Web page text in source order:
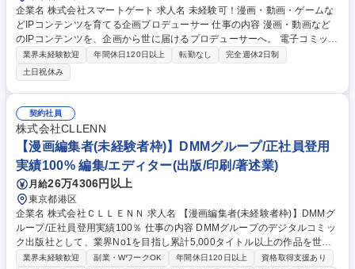
企業名 株式会社スマートゲート 求人名 未経験可！漫画・動画・ゲームな
どIPコンテンツを育てる企画プロデューサー 仕事の内容 漫画・動画など
のIPコンテンツを、企画から世に届けるプロデューサーへ。 電子コミッ
ク/モーション動画（男性向け・女性向け・TL・BL）など多彩なIPの企画
から制作、配信まで一貫して携われるポジションです。 自社配信作品のう
ちストア人気ランキング10位以内にランクインした実績は100タイトル以
上。そんな売れる企画を生み出す現場で、企画から制作・配信までを一貫
して手がけます。業界未経験でも安心の研修・サポート体制があり、着実
にステップアップ可能。創作活動経験も活かせます。 オープンポジション
募集のため適性に応じて以下の業務をお任せ。【コンテンツ企画】【制作
ディレクション】【マーケティング】 募集職種 未経験可！漫画・動画・
ゲームなどIPコンテンツを育てる企画プロデューサー
業界未経験歓迎 年間休日120日以上 転勤なし
完全週休2日制
土日祝休み
契約社員
株式会社CLLENN
【漫画編集者(未経験者枠)】DMMグループ/正社員登用
実績100% 編集/エディター(出版/印刷/著述業)
月給26万4306円以上
東京都港区
企業名 株式会社ＣＬＬＥＮＮ 求人名 【漫画編集者(未経験者枠)】DMMグ
ループ/正社員登用実績100％ 仕事の内容 DMMグループのデジタルコミッ
ク出版社として、業界No1を目指し累計5,000タイトル以上の作品を世に
送り出している当社の漫画編集者を募集いたします。世を席巻する漫画を
業界未経験歓迎 副業・WワークOK 年間休日120日以上
資格取得支援あり